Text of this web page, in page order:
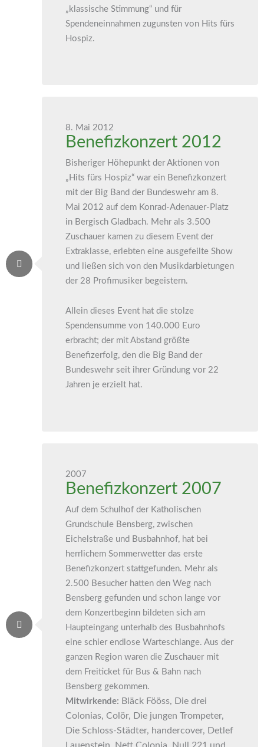
„klassische Stimmung“ und für
Spendeneinnahmen zugunsten von Hits fürs
Hospiz.
8. Mai 2012
Benefizkonzert 2012
Bisheriger Höhepunkt der Aktionen von
„Hits fürs Hospiz“ war ein Benefizkonzert
mit der Big Band der Bundeswehr am 8.
Mai 2012 auf dem Konrad-Adenauer-Platz
in Bergisch Gladbach. Mehr als 3.500
Zuschauer kamen zu diesem Event der
Extraklasse, erlebten eine ausgefeilte Show
und ließen sich von den Musikdarbietungen
der 28 Profimusiker begeistern.
Allein dieses Event hat die stolze
Spendensumme von 140.000 Euro
erbracht; der mit Abstand größte
Benefizerfolg, den die Big Band der
Bundeswehr seit ihrer Gründung vor 22
Jahren je erzielt hat.
2007
Benefizkonzert 2007
Auf dem Schulhof der Katholischen
Grundschule Bensberg, zwischen
Eichelstraße und Busbahnhof, hat bei
herrlichem Sommerwetter das erste
Benefizkonzert stattgefunden. Mehr als
2.500 Besucher hatten den Weg nach
Bensberg gefunden und schon lange vor
dem Konzertbeginn bildeten sich am
Haupteingang unterhalb des Busbahnhofs
eine schier endlose Warteschlange. Aus der
ganzen Region waren die Zuschauer mit
dem Freiticket für Bus & Bahn nach
Bensberg gekommen.
Mitwirkende: Bläck Fööss, Die drei
Colonias, Colör, Die jungen Trompeter,
Die Schloss-Städter, handercover, Detlef
Lauenstein, Nett Colonia, Null 221 und